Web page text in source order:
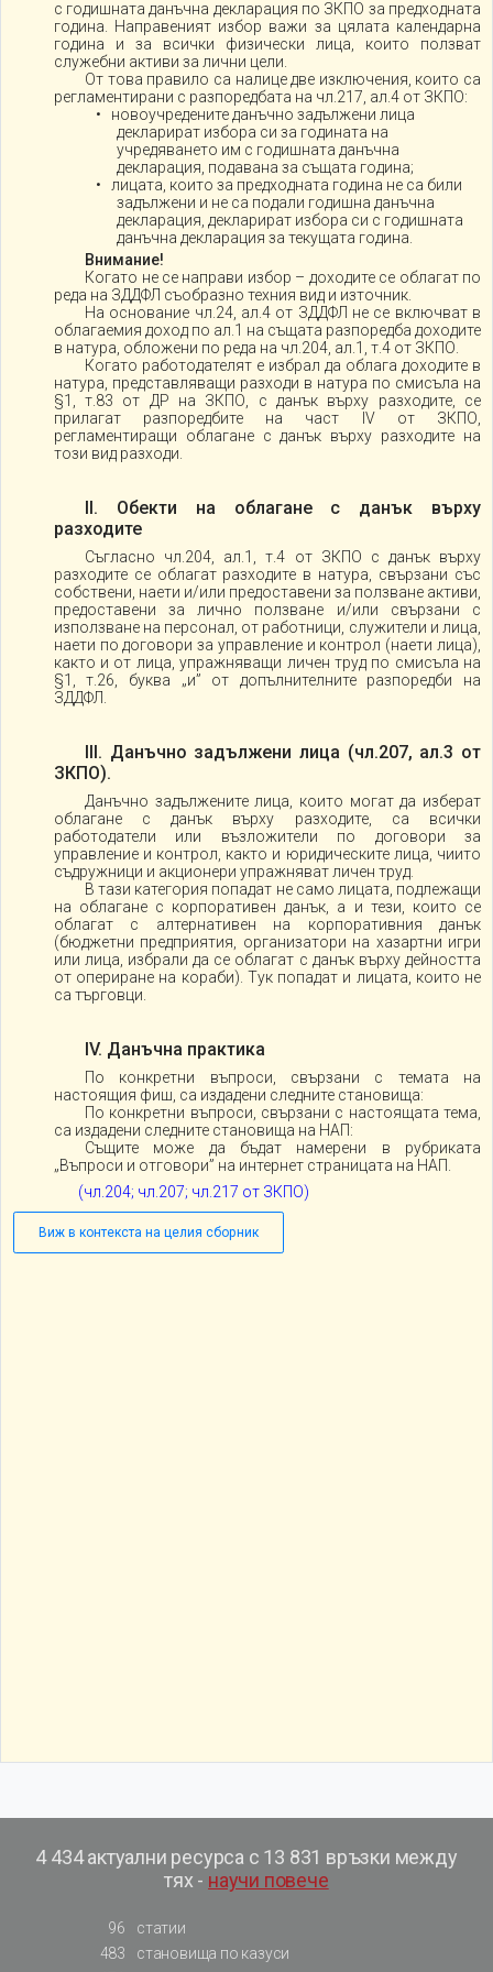
с годишната данъчна декларация по ЗКПО за предходната
година. Направеният избор важи за цялата календарна
година и за всички физически лица, които ползват
служебни активи за лични цели.
От това правило са налице две изключения, които са
регламентирани с разпоредбата на чл.217, ал.4 от ЗКПО:
• новоучредените данъчно задължени лица
декларират избора си за годината на
учредяването им с годишната данъчна
декларация, подавана за същата година;
• лицата, които за предходната година не са били
задължени и не са подали годишна данъчна
декларация, декларират избора си с годишната
данъчна декларация за текущата година.
Внимание!
Когато не се направи избор – доходите се облагат по
реда на ЗДДФЛ съобразно техния вид и източник.
На основание чл.24, ал.4 от ЗДДФЛ не се включват в
облагаемия доход по ал.1 на същата разпоредба доходите
в натура, обложени по реда на чл.204, ал.1, т.4 от ЗКПО.
Когато работодателят е избрал да облага доходите в
натура, представляващи разходи в натура по смисъла на
§1, т.83 от ДР на ЗКПО, с данък върху разходите, се
прилагат разпоредбите на част IV от ЗКПО,
регламентиращи облагане с данък върху разходите на
този вид разходи.
ІІ. Обекти на облагане с данък върху
разходите
Съгласно чл.204, ал.1, т.4 от ЗКПО с данък върху
разходите се облагат разходите в натура, свързани със
собствени, наети и/или предоставени за ползване активи,
предоставени за лично ползване и/или свързани с
използване на персонал, от работници, служители и лица,
наети по договори за управление и контрол (наети лица),
както и от лица, упражняващи личен труд по смисъла на
§1, т.26, буква „и” от допълнителните разпоредби на
ЗДДФЛ.
ІІІ. Данъчно задължени лица (чл.207, ал.3 от
ЗКПО).
Данъчно задължените лица, които могат да изберат
облагане с данък върху разходите, са всички
работодатели или възложители по договори за
управление и контрол, както и юридическите лица, чиито
съдружници и акционери упражняват личен труд.
В тази категория попадат не само лицата, подлежащи
на облагане с корпоративен данък, а и тези, които се
облагат с алтернативен на корпоративния данък
(бюджетни предприятия, организатори на хазартни игри
или лица, избрали да се облагат с данък върху дейността
от опериране на кораби). Тук попадат и лицата, които не
са търговци.
IV. Данъчна практика
По конкретни въпроси, свързани с темата на
настоящия фиш, са издадени следните становища:
По конкретни въпроси, свързани с настоящата тема,
са издадени следните становища на НАП:
Същите може да бъдат намерени в рубриката
„Въпроси и отговори” на интернет страницата на НАП.
(чл.204; чл.207; чл.217 от ЗКПО)
Виж в контекста на целия сборник
4 434 актуални ресурса с 13 831 връзки между
тях - научи повече
96
статии
483
становища по казуси